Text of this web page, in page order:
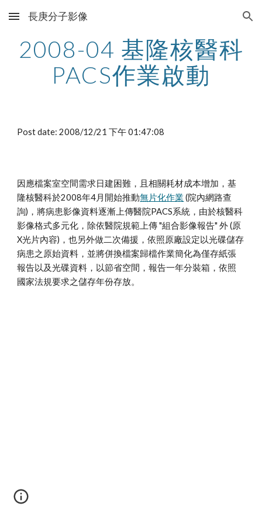
Skip to main content Skip to navigation
長庚分子影像
2008-04 基隆核醫科
PACS作業啟動
Post date: 2008/12/21 下午 01:47:08
因應檔案室空間需求日建困難，且相關耗材成本增加，基
隆核醫科於2008年4月開始推動無片化作業 (院內網路查
詢)，將病患影像資料逐漸上傳醫院PACS系統，由於核醫科
影像格式多元化，除依醫院規範上傳 "組合影像報告" 外 (原
X光片內容)，也另外做二次備援，依照原廠設定以光碟儲存
病患之原始資料，並將併換檔案歸檔作業簡化為僅存紙張
報告以及光碟資料，以節省空間，報告一年分裝箱，依照
國家法規要求之儲存年份存放。